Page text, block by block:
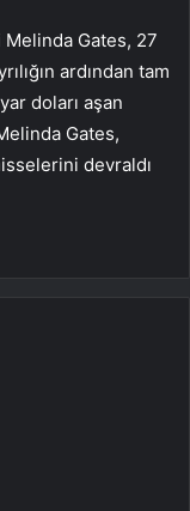
Gates, 27
ardından tam
doları aşan
Gates,
devraldı